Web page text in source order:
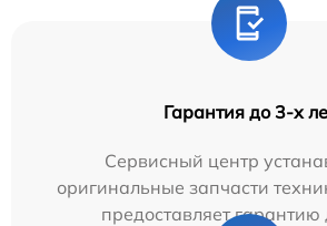
Гарантия до 3-х
Сервисный центр
оригинальные запчасти
предоставляет гарантию